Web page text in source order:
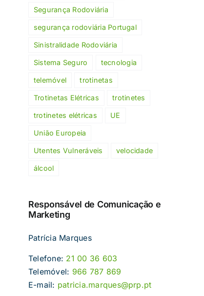
Condução
autónoma
em Portugal:
o que
precisa
saber
Segurança Rodoviária
segurança rodoviária Portugal
Sinistralidade Rodoviária
Sistema Seguro tecnologia
telemóvel trotinetas
Trotinetas Elétricas trotinetes
trotinetes elétricas UE
União Europeia
Utentes Vulneráveis velocidade
álcool
Responsável de Comunicação e
Marketing
Patrícia Marques
Telefone: 21 00 36 603
Telemóvel: 966 787 869
E-mail: patricia.marques@prp.pt